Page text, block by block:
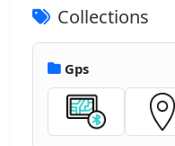
Collections
Gps